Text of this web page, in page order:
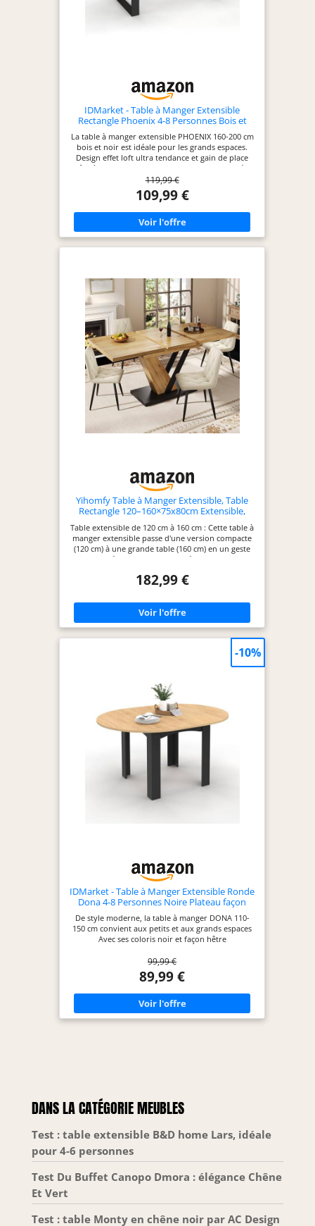
IDMarket - Table à Manger Extensible
Rectangle Phoenix 4-8 Personnes Bois et
Noir 160-200 cm
La table à manger extensible PHOENIX 160-200 cm
bois et noir est idéale pour les grands espaces.
Design effet loft ultra tendance et gain de place
grâce à sa fonction extensible ! Avec sa capacité 4-
8 places, vous pourrez accueillir vos convives pour
partager de bons moments. Aspect cossu grâce à
son épais plateau aux hauts rebords et ses larges
pieds (10 x 1,5 cm). Structure à l'aspect massif et
robuste : stabilité et qualité garanties.
119,99 €
109,99 €
Yihomfy Table à Manger Extensible, Table
Rectangle 120–160×75x80cm Extensible,
Table de Cuisine pour 6-8 Personnes, pour
Cuisine Salon et Bureau, Bois MDF Effet Bois,
Couleur Bois
Table extensible de 120 cm à 160 cm : Cette table à
manger extensible passe d'une version compacte
(120 cm) à une grande table (160 cm) en un geste
simple. Idéale pour les petits déjeuners rapides
personnes en version repliée, jusqu'à 6 personnes
élégant et durable : Le plateau de cette table à
manger extensible allie la robustesse du MDPE
haute densité à l'esthétique chaleureuse d'un fini
humide. Structure en acier renforcé – stabilité à
toute épreuve : Contrairement aux tables
extensible repose sur des pieds tubulaires en acier
renforcé et une base stabilisatrice. Pieds réglables
pour un équilibre parfait sur tous les types de sols
(carrelage, parquet, béton). Mécanisme
télescopique fluide avec verrouillage : Le système
d'extension de cette table à manger extensible
mécanisme de verrouillage. Extension douce et
silencieuse, blocage sécurisé en position ouverte.
Aucun risque de refermeture intempestive.
standard : Le plateau de cette table à manger
182,99 €
IDMarket - Table à Manger Extensible Ronde
Dona 4-8 Personnes Noire Plateau façon
hêtre 110-150 cm
De style moderne, la table à manger DONA 110-
150 cm convient aux petits et aux grands espaces
Avec ses coloris noir et façon hêtre
de votre choix Dotée d'une rallonge de 40 cm, elle
passera facilement de 110 à 150 cm Ses pieds
larges et robustes d'une épaisseur de 10 cm lui
confèrent stabilité et robustesse Capacité 4-8
personnes, idéale pour recevoir vos proches et
assurer des repas conviviaux !
99,99 €
89,99 €
-10%
DANS LA CATÉGORIE MEUBLES
Test : table extensible B&D home Lars, idéale
pour 4-6 personnes
Test Du Buffet Canopo Dmora : élégance Chêne
Et Vert
Test : table Monty en chêne noir par AC Design